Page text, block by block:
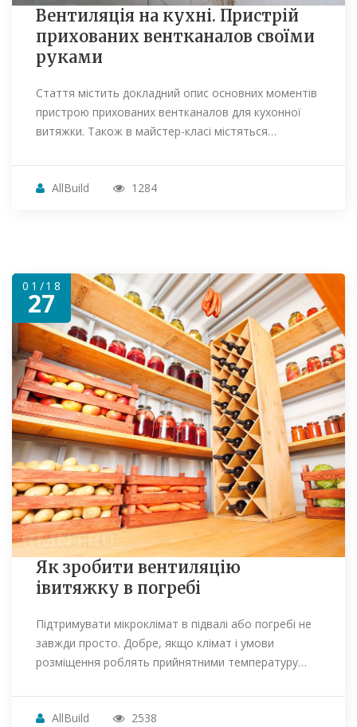
Вентиляція на кухні. Пристрій
прихованих вентканалов своїми
руками
Стаття містить докладний опис основних моментів
пристрою прихованих вентканалов для кухонної
витяжки. Також в майстер-класі містяться…
AllBuild 1284
01/18
27
Як зробити вентиляцію
івитяжку в погребі
Підтримувати мікроклімат в підвалі або погребі не
завжди просто. Добре, якщо клімат і умови
розміщення роблять прийнятними температуру…
AllBuild 2538